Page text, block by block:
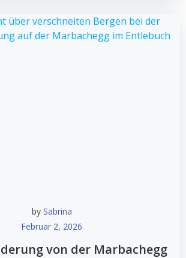
by Sabrina
Februar 2, 2026
von der Marbachegg